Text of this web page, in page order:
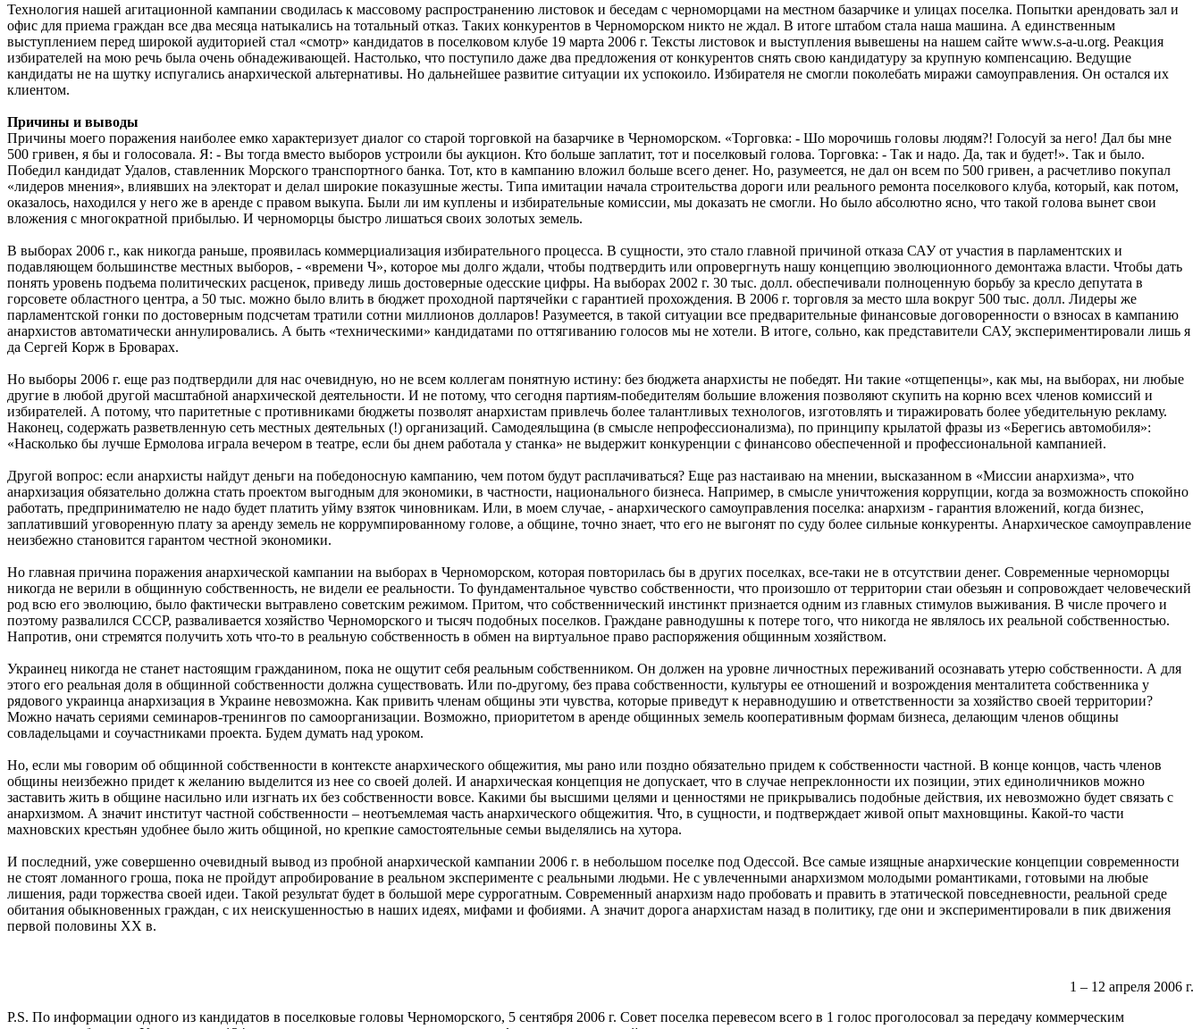
Технология нашей агитационной кампании сводилась к массовому распространению листовок и беседам с черноморцами на местном базарчике и улицах поселка. Попытки арендовать зал и
офис для приема граждан все два месяца натыкались на тотальный отказ. Таких конкурентов в Черноморском никто не ждал. В итоге штабом стала наша машина. А единственным
выступлением перед широкой аудиторией стал «смотр» кандидатов в поселковом клубе 19 марта 2006 г. Тексты листовок и выступления вывешены на нашем сайте www.s-a-u.org. Реакция
избирателей на мою речь была очень обнадеживающей. Настолько, что поступило даже два предложения от конкурентов снять свою кандидатуру за крупную компенсацию. Ведущие
кандидаты не на шутку испугались анархической альтернативы. Но дальнейшее развитие ситуации их успокоило. Избирателя не смогли поколебать миражи самоуправления. Он остался их
клиентом.
Причины и выводы
Причины моего поражения наиболее емко характеризует диалог со старой торговкой на базарчике в Черноморском. «Торговка: - Шо морочишь головы людям?! Голосуй за него! Дал бы мне
500 гривен, я бы и голосовала. Я: - Вы тогда вместо выборов устроили бы аукцион. Кто больше заплатит, тот и поселковый голова. Торговка: - Так и надо. Да, так и будет!». Так и было.
Победил кандидат Удалов, ставленник Морского транспортного банка. Тот, кто в кампанию вложил больше всего денег. Но, разумеется, не дал он всем по 500 гривен, а расчетливо покупал
«лидеров мнения», влиявших на электорат и делал широкие показушные жесты. Типа имитации начала строительства дороги или реального ремонта поселкового клуба, который, как потом,
оказалось, находился у него же в аренде с правом выкупа. Были ли им куплены и избирательные комиссии, мы доказать не смогли. Но было абсолютно ясно, что такой голова вынет свои
вложения с многократной прибылью. И черноморцы быстро лишаться своих золотых земель.
В выборах 2006 г., как никогда раньше, проявилась коммерциализация избирательного процесса. В сущности, это стало главной причиной отказа САУ от участия в парламентских и
подавляющем большинстве местных выборов, - «времени Ч», которое мы долго ждали, чтобы подтвердить или опровергнуть нашу концепцию эволюционного демонтажа власти. Чтобы дать
понять уровень подъема политических расценок, приведу лишь достоверные одесские цифры. На выборах 2002 г. 30 тыс. долл. обеспечивали полноценную борьбу за кресло депутата в
горсовете областного центра, а 50 тыс. можно было влить в бюджет проходной партячейки с гарантией прохождения. В 2006 г. торговля за место шла вокруг 500 тыс. долл. Лидеры же
парламентской гонки по достоверным подсчетам тратили сотни миллионов долларов! Разумеется, в такой ситуации все предварительные финансовые договоренности о взносах в кампанию
анархистов автоматически аннулировались. А быть «техническими» кандидатами по оттягиванию голосов мы не хотели. В итоге, сольно, как представители САУ, экспериментировали лишь я
да Сергей Корж в Броварах.
Но выборы 2006 г. еще раз подтвердили для нас очевидную, но не всем коллегам понятную истину: без бюджета анархисты не победят. Ни такие «отщепенцы», как мы, на выборах, ни любые
другие в любой другой масштабной анархической деятельности. И не потому, что сегодня партиям-победителям большие вложения позволяют скупить на корню всех членов комиссий и
избирателей. А потому, что паритетные с противниками бюджеты позволят анархистам привлечь более талантливых технологов, изготовлять и тиражировать более убедительную рекламу.
Наконец, содержать разветвленную сеть местных деятельных (!) организаций. Самодеяльщина (в смысле непрофессионализма), по принципу крылатой фразы из «Берегись автомобиля»:
«Насколько бы лучше Ермолова играла вечером в театре, если бы днем работала у станка» не выдержит конкуренции с финансово обеспеченной и профессиональной кампанией.
Другой вопрос: если анархисты найдут деньги на победоносную кампанию, чем потом будут расплачиваться? Еще раз настаиваю на мнении, высказанном в «Миссии анархизма», что
анархизация обязательно должна стать проектом выгодным для экономики, в частности, национального бизнеса. Например, в смысле уничтожения коррупции, когда за возможность спокойно
работать, предпринимателю не надо будет платить уйму взяток чиновникам. Или, в моем случае, - анархического самоуправления поселка: анархизм - гарантия вложений, когда бизнес,
заплативший уговоренную плату за аренду земель не коррумпированному голове, а общине, точно знает, что его не выгонят по суду более сильные конкуренты. Анархическое самоуправление
неизбежно становится гарантом честной экономики.
Но главная причина поражения анархической кампании на выборах в Черноморском, которая повторилась бы в других поселках, все-таки не в отсутствии денег. Современные черноморцы
никогда не верили в общинную собственность, не видели ее реальности. То фундаментальное чувство собственности, что произошло от территории стаи обезьян и сопровождает человеческий
род всю его эволюцию, было фактически вытравлено советским режимом. Притом, что собственнический инстинкт признается одним из главных стимулов выживания. В числе прочего и
поэтому развалился СССР, разваливается хозяйство Черноморского и тысяч подобных поселков. Граждане равнодушны к потере того, что никогда не являлось их реальной собственностью.
Напротив, они стремятся получить хоть что-то в реальную собственность в обмен на виртуальное право распоряжения общинным хозяйством.
Украинец никогда не станет настоящим гражданином, пока не ощутит себя реальным собственником. Он должен на уровне личностных переживаний осознавать утерю собственности. А для
этого его реальная доля в общинной собственности должна существовать. Или по-другому, без права собственности, культуры ее отношений и возрождения менталитета собственника у
рядового украинца анархизация в Украине невозможна. Как привить членам общины эти чувства, которые приведут к неравнодушию и ответственности за хозяйство своей территории?
Можно начать сериями семинаров-тренингов по самоорганизации. Возможно, приоритетом в аренде общинных земель кооперативным формам бизнеса, делающим членов общины
совладельцами и соучастниками проекта. Будем думать над уроком.
Но, если мы говорим об общинной собственности в контексте анархического общежития, мы рано или поздно обязательно придем к собственности частной. В конце концов, часть членов
общины неизбежно придет к желанию выделится из нее со своей долей. И анархическая концепция не допускает, что в случае непреклонности их позиции, этих единоличников можно
заставить жить в общине насильно или изгнать их без собственности вовсе. Какими бы высшими целями и ценностями не прикрывались подобные действия, их невозможно будет связать с
анархизмом. А значит институт частной собственности – неотъемлемая часть анархического общежития. Что, в сущности, и подтверждает живой опыт махновщины. Какой-то части
махновских крестьян удобнее было жить общиной, но крепкие самостоятельные семьи выделялись на хутора.
И последний, уже совершенно очевидный вывод из пробной анархической кампании 2006 г. в небольшом поселке под Одессой. Все самые изящные анархические концепции современности
не стоят ломанного гроша, пока не пройдут апробирование в реальном эксперименте с реальными людьми. Не с увлеченными анархизмом молодыми романтиками, готовыми на любые
лишения, ради торжества своей идеи. Такой результат будет в большой мере суррогатным. Современный анархизм надо пробовать и править в этатической повседневности, реальной среде
обитания обыкновенных граждан, с их неискушенностью в наших идеях, мифами и фобиями. А значит дорога анархистам назад в политику, где они и экспериментировали в пик движения
первой половины ХХ в.
1 – 12 апреля 2006 г.
P.S. По информации одного из кандидатов в поселковые головы Черноморского, 5 сентября 2006 г. Совет поселка перевесом всего в 1 голос проголосовал за передачу коммерческим